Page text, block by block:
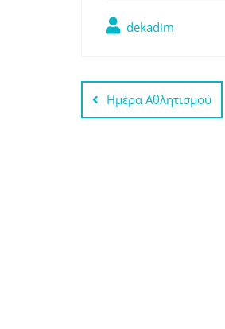
dekadim
Πλοήγηση
άρθρων
Ημέρα Αθλητισμού